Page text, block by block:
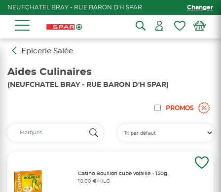
NEUFCHATEL BRAY - RUE BARON D'H SPAR Changer
Epicerie Salée
Aides Culinaires
(NEUFCHATEL BRAY - RUE BARON D'H SPAR)
PROMOS
Casino Bouillon cube volaille - 150g
10,00 €/KILO